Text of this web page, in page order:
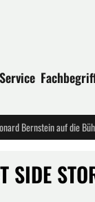
Service
Bernstein auf die